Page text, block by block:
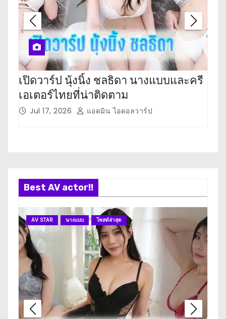
เปิดวาร์ป นุ้งนิ้ง ชลธิดา นางแบบและครี
เอเตอร์ไทยที่น่าติดตาม
Jul 17, 2026 แอดมิน ไอดอลวาร์ป
Best AV actor!!
AV STAR นางแบบ โพสต์ล่าสุด